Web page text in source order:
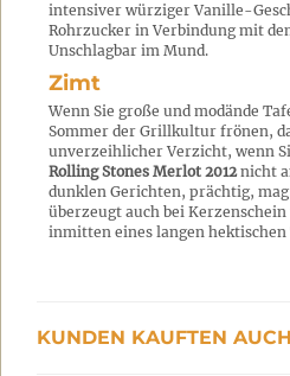
intensiver würziger Vanille-
Rohrzucker in Verbindung mit
Unschlagbar im Mund.
Zimt
Wenn Sie große und modände
Sommer der Grillkultur frönen,
unverzeihlicher Verzicht, wenn
Rolling Stones Merlot 2012nicht
dunklen Gerichten, prächtig,
überzeugt auch bei
inmitten eines langen hektischen
KUNDEN KAUFTEN AUCH